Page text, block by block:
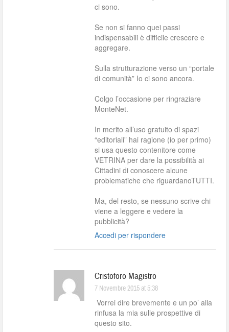
ci sono.
Se non si fanno quei passi
indispensabili è difficile crescere e
aggregare.
Sulla strutturazione verso un “portale
di comunità” Io ci sono ancora.
Colgo l’occasione per ringraziare
MonteNet.
In merito all’uso gratuito di spazi
“editoriali” hai ragione (io per primo)
si usa questo contenitore come
VETRINA per dare la possibilità ai
Cittadini di conoscere alcune
problematiche che riguardanoTUTTI.
Ma, del resto, se nessuno scrive chi
viene a leggere e vedere la
pubblicità?
Accedi per rispondere
Cristoforo Magistro
7 Novembre 2015 at 5:38
Vorrei dire brevemente e un po’ alla
rinfusa la mia sulle prospettive di
questo sito.